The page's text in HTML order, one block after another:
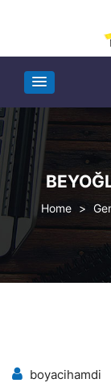
>
boyacihamdi